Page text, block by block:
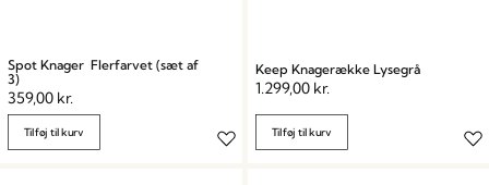
Spot Knager Flerfarvet (sæt af
3)
359,00 kr.
Tilføj til kurv
Keep Knagerække Lysegrå
1.299,00 kr.
Tilføj til kurv